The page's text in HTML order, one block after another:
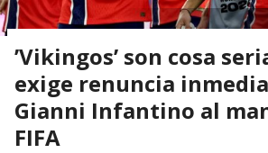
’Vikingos’ son cosa
exige renuncia
Gianni Infantino al
FIFA